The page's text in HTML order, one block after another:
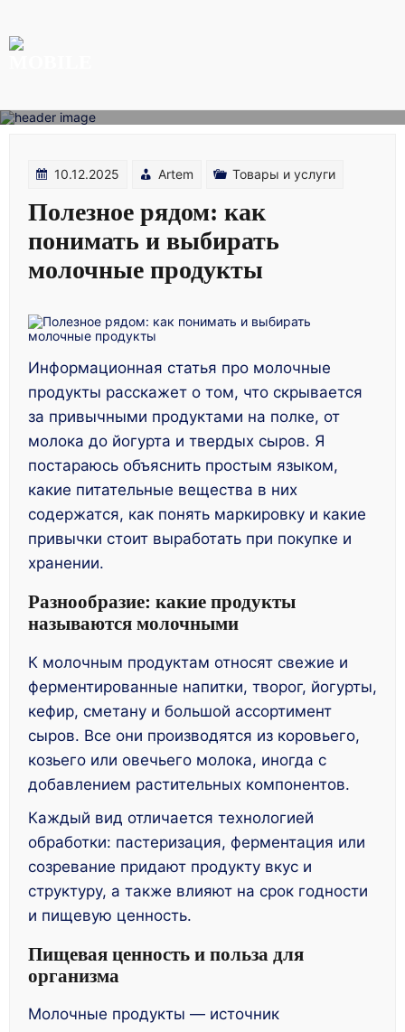
content
10.12.2025 Artem Товары и услуги
Полезное рядом: как
понимать и выбирать
молочные продукты
Информационная статья про молочные
продукты расскажет о том, что скрывается
за привычными продуктами на полке, от
молока до йогурта и твердых сыров. Я
постараюсь объяснить простым языком,
какие питательные вещества в них
содержатся, как понять маркировку и какие
привычки стоит выработать при покупке и
хранении.
Разнообразие: какие продукты
называются молочными
К молочным продуктам относят свежие и
ферментированные напитки, творог, йогурты,
кефир, сметану и большой ассортимент
сыров. Все они производятся из коровьего,
козьего или овечьего молока, иногда с
добавлением растительных компонентов.
Каждый вид отличается технологией
обработки: пастеризация, ферментация или
созревание придают продукту вкус и
структуру, а также влияют на срок годности
и пищевую ценность.
Пищевая ценность и польза для
организма
Молочные продукты — источник